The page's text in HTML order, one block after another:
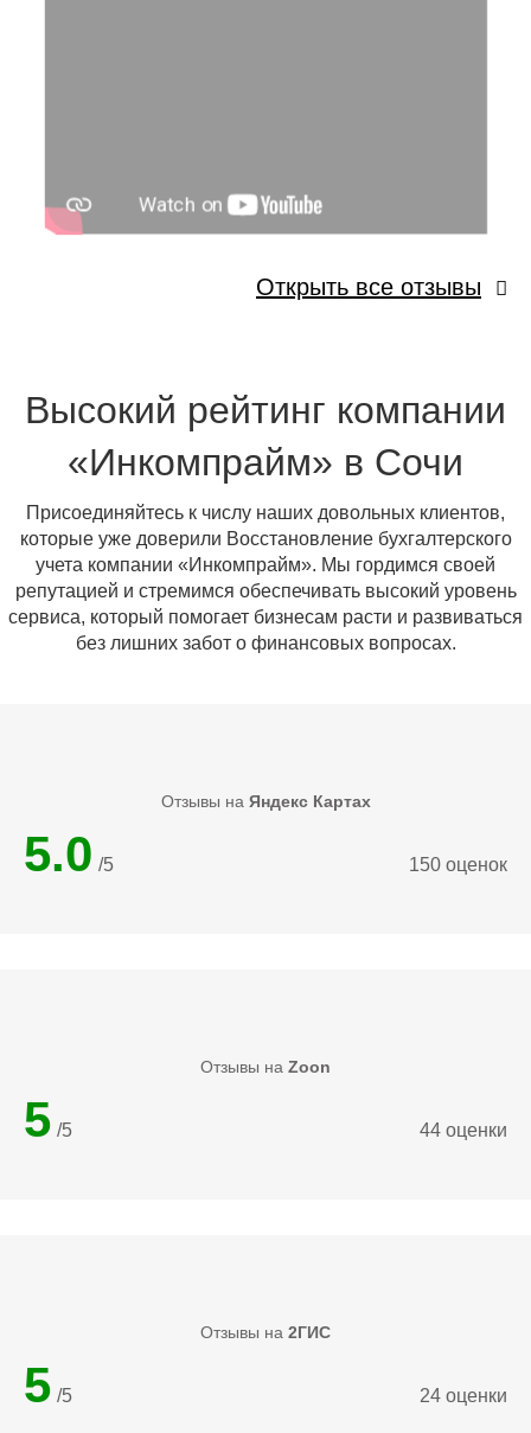
Открыть все отзывы
Высокий рейтинг компании
«Инкомпрайм» в Сочи
Присоединяйтесь к числу наших довольных клиентов,
которые уже доверили Восстановление бухгалтерского
учета компании «Инкомпрайм». Мы гордимся своей
репутацией и стремимся обеспечивать высокий уровень
сервиса, который помогает бизнесам расти и развиваться
без лишних забот о финансовых вопросах.
Отзывы на Яндекс Картах
5.0 /5 150 оценок
Отзывы на Zoon
5 /5 44 оценки
Отзывы на 2ГИС
5 /5 24 оценки